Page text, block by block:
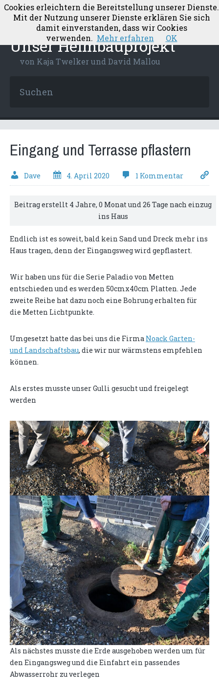
Unser Heimbauprojekt
von Kaja Twelker und David Mallou
Eingang und Terrasse pflastern
Dave 4. April 2020 1 Kommentar
Beitrag erstellt 4 Jahre, 0 Monat und 26 Tage nach einzug
ins Haus
Endlich ist es soweit, bald kein Sand und Dreck mehr ins
Haus tragen, denn der Eingangsweg wird gepflastert.
Wir haben uns für die Serie Paladio von Metten
entschieden und es werden 50cmx40cm Platten. Jede
zweite Reihe hat dazu noch eine Bohrung erhalten für
die Metten Lichtpunkte.
Umgesetzt hatte das bei uns die Firma Noack Garten-
und Landschaftsbau, die wir nur wärmstens empfehlen
können.
Als erstes musste unser Gulli gesucht und freigelegt
werden
Als nächstes musste die Erde ausgehoben werden um für
den Eingangsweg und die Einfahrt ein passendes
Abwasserrohr zu verlegen
Cookies erleichtern die Bereitstellung unserer Dienste.
Mit der Nutzung unserer Dienste erklären Sie sich
damit einverstanden, dass wir Cookies
verwenden. Mehr erfahren OK